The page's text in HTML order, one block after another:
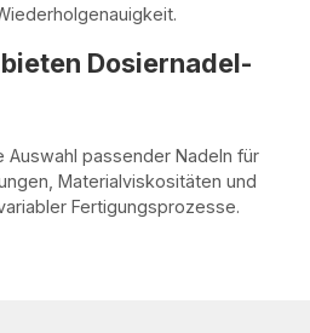
Dosiernadel-
passender Nadeln für
Materialviskositäten und
Fertigungsprozesse.